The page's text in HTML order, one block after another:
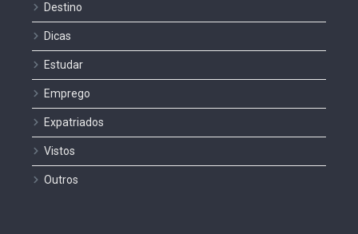
Destino
Dicas
Estudar
Emprego
Expatriados
Vistos
Outros